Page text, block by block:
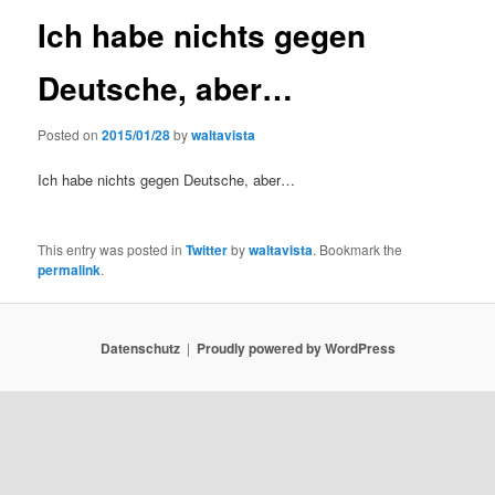
Ich habe nichts gegen
Deutsche, aber…
Posted on2015/01/28bywaltavista
Ich habe nichts gegen Deutsche, aber…
This entry was posted inTwitterbywaltavista. Bookmark the
permalink.
Datenschutz Proudly powered by WordPress